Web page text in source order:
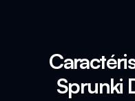
Sprunki